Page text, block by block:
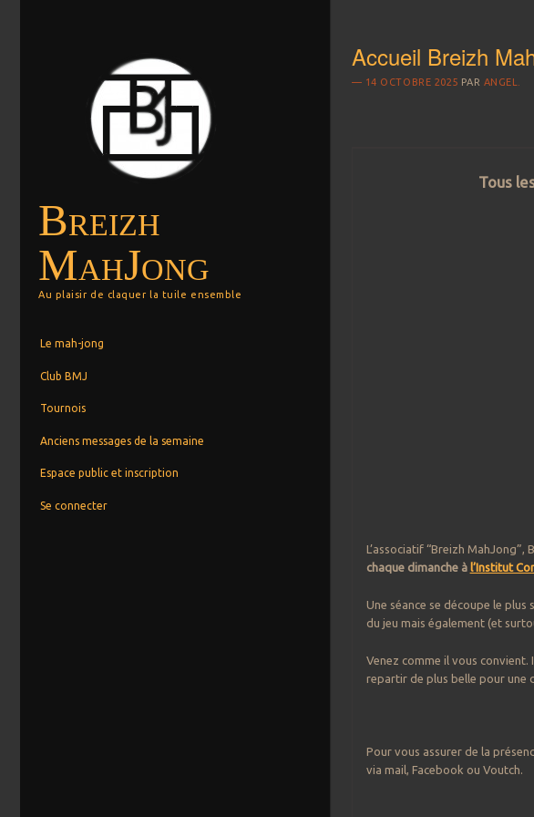
Breizh
MahJong
Au plaisir de claquer la tuile ensemble
Aller au contenu principal
Le mah-jong
Club BMJ
Tournois
Anciens messages de la semaine
Espace public et inscription
Se connecter
Accueil Breizh
14 OCTOBRE 2025 PAR ANGEL.
Tous
L’associatif “Breizh
chaque dimanche à l’Institut
Une séance se découpe le plus
du jeu mais également (et
Venez comme il vous
repartir de plus belle pour une
Pour vous assurer de la
via mail, Facebook ou Voutch.